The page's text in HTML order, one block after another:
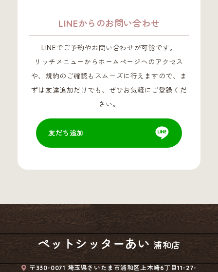
LINEからのお問い合わせ
LINEでご予約やお問い合わせが可能です。
リッチメニューからホームページへのアクセス
や、規約のご確認もスムーズに行えますので、ま
ずは友達追加だけでも、ぜひお気軽にご登録くだ
さい。
友だち追加
ペットシッターあい 浦和店
〒330-0071 埼玉県さいたま市浦和区上木崎6丁目11-27-